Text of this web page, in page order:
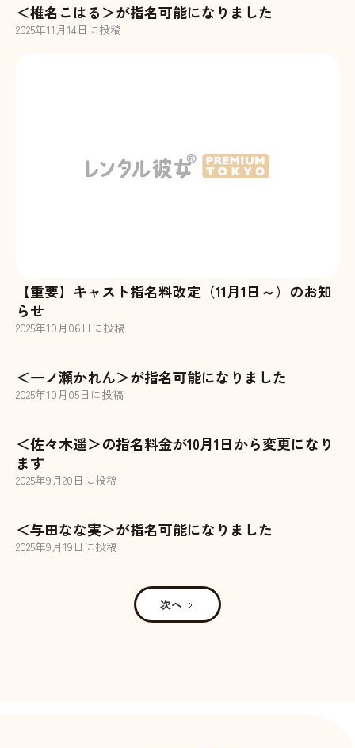
＜椎名こはる＞が指名可能になりました
2025年11 月 14日に投稿
【重要】キャスト指名料改定（11月1日～）のお知
らせ
2025年10 月 06 日に投稿
＜一ノ瀬かれん＞が指名可能になりました
2025年10 月 05日に投稿
＜佐々木遥＞の指名料金が10月1日から変更になり
ます
2025年9 月20 日に投稿
＜与田なな実＞が指名可能になりました
2025年9 月 19 日に投稿
次へ